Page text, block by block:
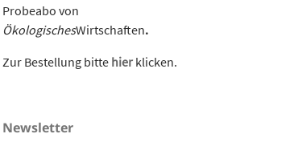
Probeabo von
ÖkologischesWirtschaften.
Zur Bestellung bitte hier klicken.
Newsletter